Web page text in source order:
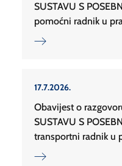
SUSTAVU S
pomoćni radnik u
17.7.2026.
Obavijest o
SUSTAVU S
transportni radnik u